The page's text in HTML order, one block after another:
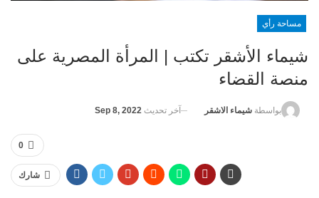
مساحة رأي
شيماء الأشقر تكتب | المرأة المصرية على
منصة القضاء
بواسطة شيماء الاشقر آخر تحديث Sep 8, 2022
0
شارك